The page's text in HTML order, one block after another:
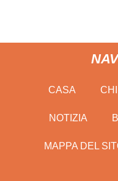
CASA
NOTIZIA
MAPPA DEL